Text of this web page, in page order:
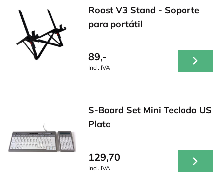
Roost V3 Stand - Soporte
para portátil
89,-
Incl. IVA
S-Board Set Mini Teclado US
Plata
129,70
Incl. IVA